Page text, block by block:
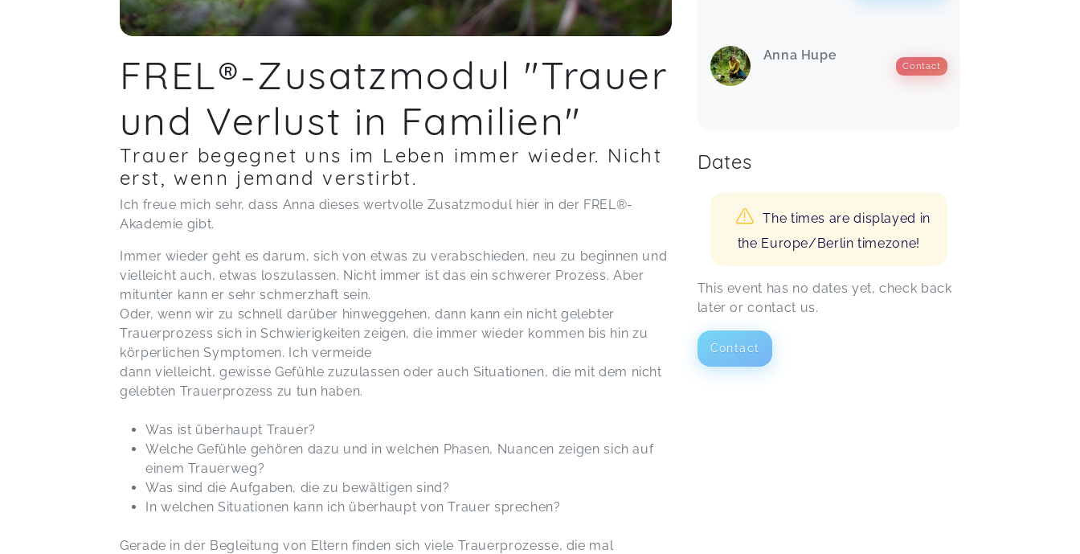
dürfen gesehen und bewusst gelebt
werden. Was ich mir zudem
mitnehme: Ich darf mir erlauben in
wenn die Entscheidung von mir aus
ging und ich darf mich damit
beschäftigen was ich meinen Kindern
hinterlassen möchte wenn ich eines
Gefühle, ein Herz das jetzt weiter ist,
ein wunderbarer Raum, den Anna uns
da geboten hat. Ich danke Dir von
Herzen dafür! liebe Grüße Sandra
wodurch so viel Lebendigkeit und
Miteinander entstehen durfte!
Ninja-Luise,Sep 30
FREL®-Zusatzmodul "Trauer
und Verlust in Familien"
Trauer begegnet uns im Leben immer wieder. Nicht
erst, wenn jemand verstirbt.
Ich freue mich sehr, dass Anna dieses wertvolle Zusatzmodul hier in der FREL®-
Akademie gibt.
Immer wieder geht es darum, sich von etwas zu verabschieden, neu zu beginnen und
vielleicht auch, etwas loszulassen. Nicht immer ist das ein schwerer Prozess. Aber
mitunter kann er sehr schmerzhaft sein.
Oder, wenn wir zu schnell darüber hinweggehen, dann kann ein nicht gelebter
Trauerprozess sich in Schwierigkeiten zeigen, die immer wieder kommen bis hin zu
körperlichen Symptomen. Ich vermeide
dann vielleicht, gewisse Gefühle zuzulassen oder auch Situationen, die mit dem nicht
gelebten Trauerprozess zu tun haben.
Was ist überhaupt Trauer?
Welche Gefühle gehören dazu und in welchen Phasen, Nuancen zeigen sich auf
einem Trauerweg?
Was sind die Aufgaben, die zu bewältigen sind?
In welchen Situationen kann ich überhaupt von Trauer sprechen?
Gerade in der Begleitung von Eltern finden sich viele Trauerprozesse, die mal
Anna Hupe
Contact
Dates
The times are displayed in
the Europe/Berlin timezone!
This event has no dates yet, check back
later or contact us.
Contact